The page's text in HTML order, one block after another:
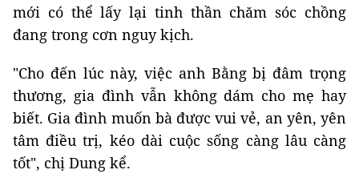
mới có thể lấy lại tinh thần chăm sóc chồng
đang trong cơn nguy kịch.
"Cho đến lúc này, việc anh Bằng bị đâm trọng
thương, gia đình vẫn không dám cho mẹ hay
biết. Gia đình muốn bà được vui vẻ, an yên, yên
tâm điều trị, kéo dài cuộc sống càng lâu càng
tốt", chị Dung kể.